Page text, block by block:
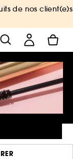
de nos client(e)s